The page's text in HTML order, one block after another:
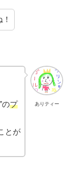
ありティー
のプ
とが